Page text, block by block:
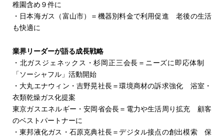
稚園含め９件に
・日本海ガス（富山市）＝機器別料金で利用促進 老後の生活
も快適に
業界リーダーが語る成長戦略
・北ガスジェネックス・杉岡正三会長＝ニーズに即応体制
「ソーシャフル」活動開始
・大丸エナウィン・吉野晃社長＝環境商材の訴求強化 浴室・
衣類乾燥ガス化提案
東京ガスエネルギー・安岡省会長＝電力や生活周り拡充 顧客
のベストパートナーに
・東邦液化ガス・石原克典社長＝デジタル接点の創出模索 保